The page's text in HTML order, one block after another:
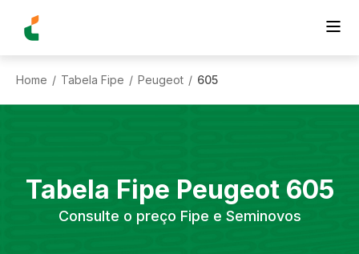
Home / Tabela Fipe / Peugeot / 605
Tabela Fipe Peugeot 605
Consulte o preço Fipe e Seminovos